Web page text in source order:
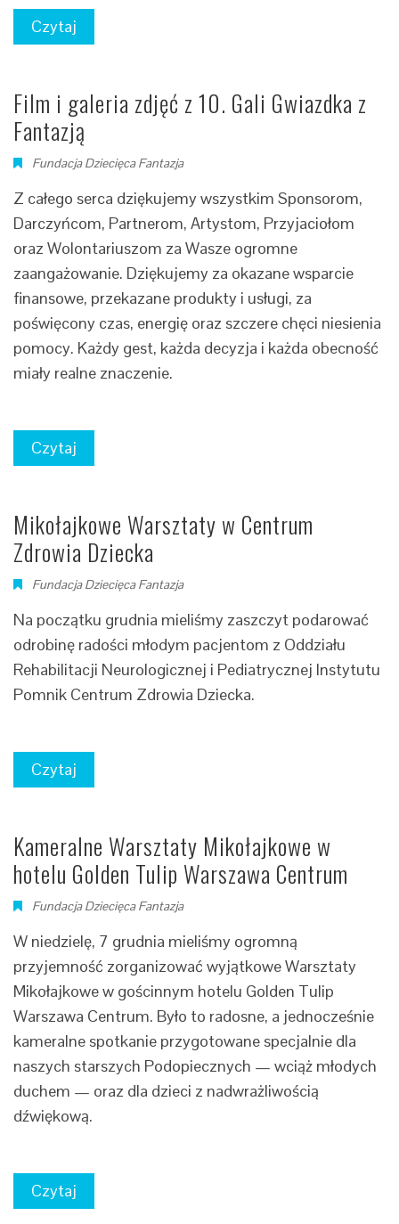
Czytaj
Film i galeria zdjęć z 10. Gali Gwiazdka z
Fantazją
Fundacja Dziecięca Fantazja
Z całego serca dziękujemy wszystkim Sponsorom,
Darczyńcom, Partnerom, Artystom, Przyjaciołom
oraz Wolontariuszom za Wasze ogromne
zaangażowanie. Dziękujemy za okazane wsparcie
finansowe, przekazane produkty i usługi, za
poświęcony czas, energię oraz szczere chęci niesienia
pomocy. Każdy gest, każda decyzja i każda obecność
miały realne znaczenie.
Czytaj
Mikołajkowe Warsztaty w Centrum
Zdrowia Dziecka
Fundacja Dziecięca Fantazja
Na początku grudnia mieliśmy zaszczyt podarować
odrobinę radości młodym pacjentom z Oddziału
Rehabilitacji Neurologicznej i Pediatrycznej Instytutu
Pomnik Centrum Zdrowia Dziecka.
Czytaj
Kameralne Warsztaty Mikołajkowe w
hotelu Golden Tulip Warszawa Centrum
Fundacja Dziecięca Fantazja
W niedzielę, 7 grudnia mieliśmy ogromną
przyjemność zorganizować wyjątkowe Warsztaty
Mikołajkowe w gościnnym hotelu Golden Tulip
Warszawa Centrum. Było to radosne, a jednocześnie
kameralne spotkanie przygotowane specjalnie dla
naszych starszych Podopiecznych — wciąż młodych
duchem — oraz dla dzieci z nadwrażliwością
dźwiękową.
Czytaj